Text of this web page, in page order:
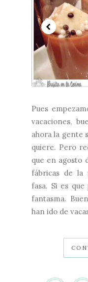
Pues
vacaciones,
ahora la gente
quiere. Pero
que en agosto
fábricas de la
fasa. Si es que
fantasma.
han ido de